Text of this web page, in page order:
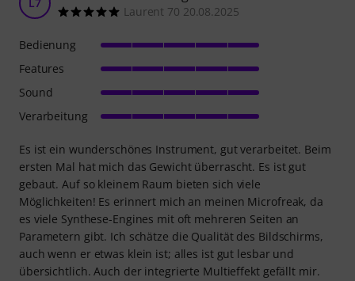
Laurent 70 20.08.2025
Es ist ein wunderschönes Instrument, gut verarbeitet. Beim
ersten Mal hat mich das Gewicht überrascht. Es ist gut
gebaut. Auf so kleinem Raum bieten sich viele
Möglichkeiten! Es erinnert mich an meinen Microfreak, da
es viele Synthese-Engines mit oft mehreren Seiten an
Parametern gibt. Ich schätze die Qualität des Bildschirms,
auch wenn er etwas klein ist; alles ist gut lesbar und
übersichtlich. Auch der integrierte Multieffekt gefällt mir.
Bedienung
Features
Sound
Verarbeitung